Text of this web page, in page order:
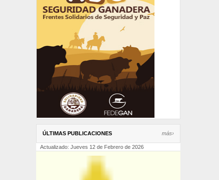
ÚLTIMAS PUBLICACIONES más›
Actualizado: Jueves 12 de Febrero de 2026